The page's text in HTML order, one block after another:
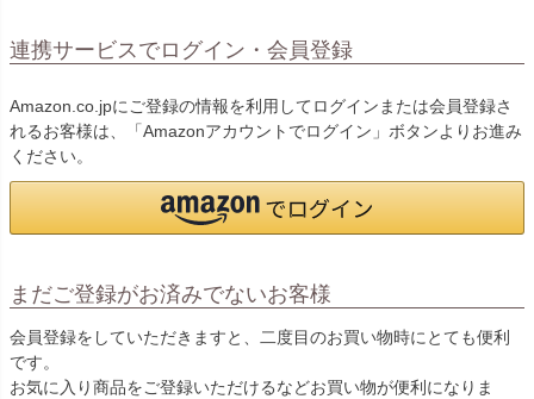
連携サービスでログイン・会員登録
Amazon.co.jpにご登録の情報を利用してログインまたは会員登録さ
れるお客様は、「Amazonアカウントでログイン」ボタンよりお進み
ください。
まだご登録がお済みでないお客様
会員登録をしていただきますと、二度目のお買い物時にとても便利
です。
お気に入り商品をご登録いただけるなどお買い物が便利になりま